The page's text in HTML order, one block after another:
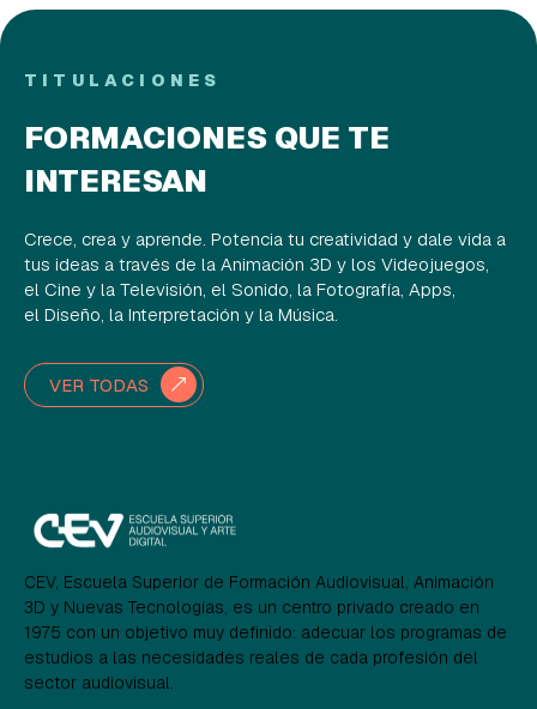
TITULACIONES
FORMACIONES QUE TE
INTERESAN
Crece, crea y aprende. Potencia tu creatividad y dale vida a
tus ideas a través de la Animación 3D y los Videojuegos,
el Cine y la Televisión, el Sonido, la Fotografía, Apps,
el Diseño, la Interpretación y la Música.
VER TODAS
CEV, Escuela Superior de Formación Audiovisual, Animación
3D y Nuevas Tecnologías, es un centro privado creado en
1975 con un objetivo muy definido: adecuar los programas de
estudios a las necesidades reales de cada profesión del
sector audiovisual.